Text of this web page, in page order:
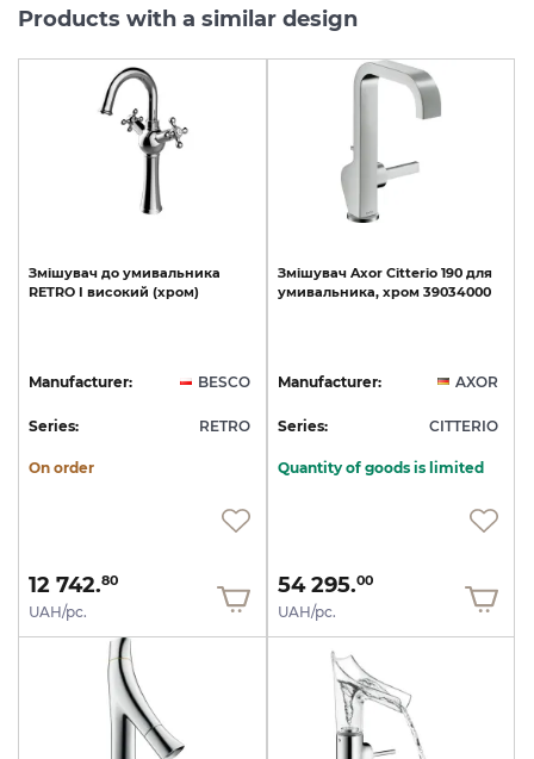
Products with a similar design
Змішувач до умивальника
RETRO I високий (хром)
Manufacturer: BESCO
Series: RETRO
On order
12 742.80
UAH/pc.
Змішувач Axor Citterio 190 для
умивальника, хром 39034000
Manufacturer: AXOR
Series: CITTERIO
Quantity of goods is limited
54 295.00
UAH/pc.